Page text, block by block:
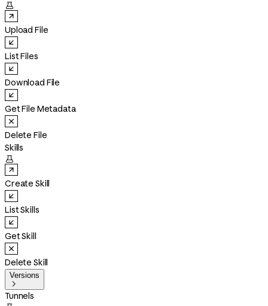

Upload File
List Files
Download File
Get File Metadata
Delete File
Skills

Create Skill
List Skills
Get Skill
Delete Skill
Versions

Tunnels